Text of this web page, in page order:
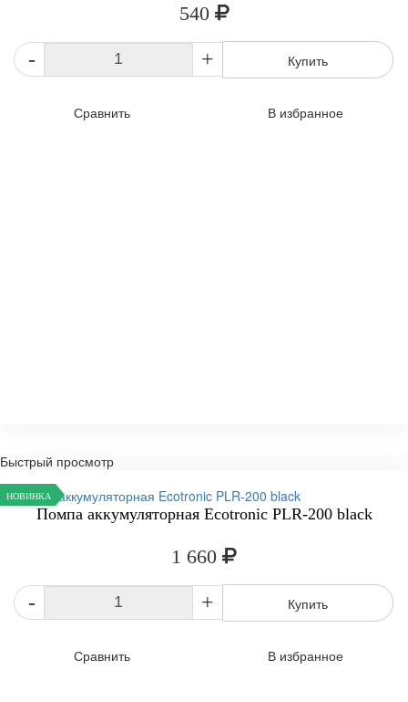
540
- + Купить
Сравнить В избранное
Быстрый просмотр
НОВИНКА
Помпа аккумуляторная Ecotronic PLR-200 black
1 660
- + Купить
Сравнить В избранное